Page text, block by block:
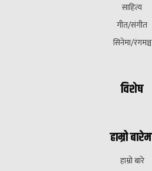
साहित्य
गीत/संगीत
सिनेमा/रंगमञ्च
विशेष
हाम्रो
हाम्रो बारे